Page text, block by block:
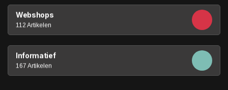
Webshops
112 Artikelen
Informatief
167 Artikelen